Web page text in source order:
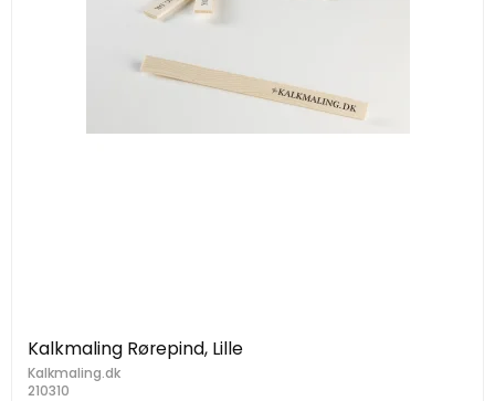
Kalkmaling Rørepind, Lille
Kalkmaling.dk
210310